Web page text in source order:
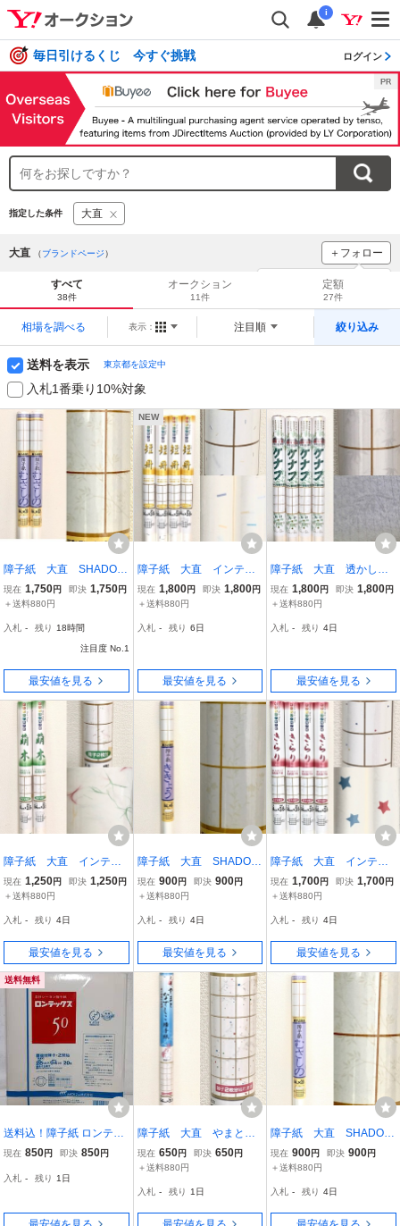
i
毎日引けるくじ 今すぐ挑戦 ログイン
指定した条件 大直
大直 （ブランドページ） ＋フォロー
ブランドをフォロー
をチェック！
すべて
38件
オークション
11件
定額
27件
相場を調べる 表示： 注目順 絞り込み
送料を表示 東京都を設定中
入札1番乗り10%対象
障子紙 大直 SHADOW
ART むさしの 紙巾94c
m×紙長さ7.2m 障子4枚
現在 1,750円 即決 1,750円
＋送料880円
入札 - 残り 18時間
注目度 No.1
最安値を見る
NEW
障子紙 大直 インテリ
ア障子紙 短冊 紙巾94c
m×紙長さ3.6m 障子2枚
現在 1,800円 即決 1,800円
＋送料880円
入札 - 残り 6日
最安値を見る
障子紙 大直 透かし模
様障子紙 ケナフ た
け 紙巾94cm×紙長さ3.6
ト
現在 1,800円 即決 1,800円
＋送料880円
入札 - 残り 4日
最安値を見る
障子紙 大直 インテリ
ア障子紙 萌木 紙巾94c
m×紙長さ3.6m 障子2枚
現在 1,250円 即決 1,250円
＋送料880円
入札 - 残り 4日
最安値を見る
障子紙 大直 SHADOW
ART ききょう 紙巾94c
m×紙長さ8m 障子4枚分
現在 900円 即決 900円
＋送料880円
入札 - 残り 4日
最安値を見る
障子紙 大直 インテリ
ア障子紙 きらり 紙巾9
4cm×紙長さ3.6m 障子2
現在 1,700円 即決 1,700円
＋送料880円
入札 - 残り 4日
最安値を見る
送料無料
送料込！障子紙 ロンテッ
クス50 未開封 即決
現在 850円 即決 850円
入札 - 残り 1日
障子紙 大直 やまとな
でしこ障子紙 笹の葉
紙巾94cm×紙長さ3.6m
現在 650円 即決 650円
＋送料880円
入札 - 残り 1日
障子紙 大直 SHADOW
ART むさしの 紙巾94c
m×紙長さ7.2m 障子4枚
現在 900円 即決 900円
＋送料880円
入札 - 残り 4日